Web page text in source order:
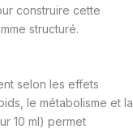
construire cette
structuré.
selon les effets
le métabolisme et la
10 ml) permet